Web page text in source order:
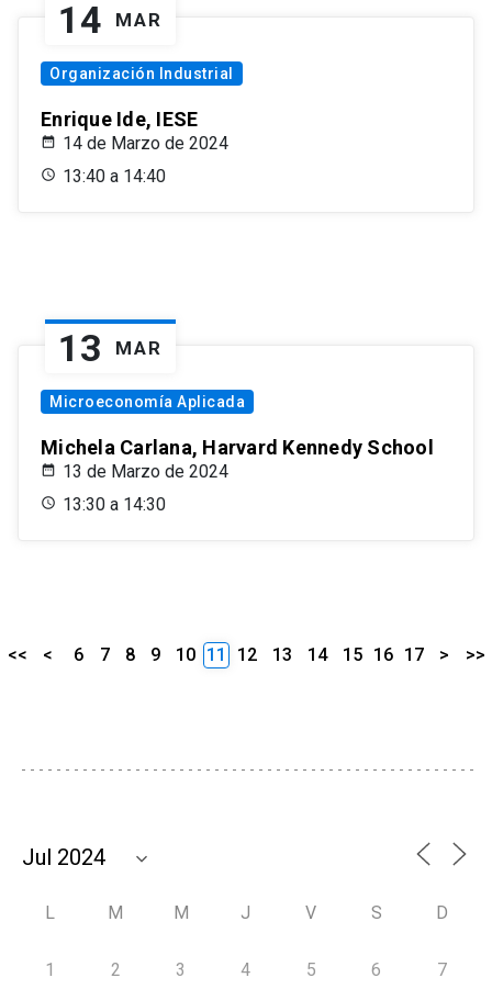
14 MAR
Organización Industrial
Enrique Ide, IESE
14 de Marzo de 2024
13:40 a 14:40
13 MAR
Microeconomía Aplicada
Michela Carlana, Harvard Kennedy School
13 de Marzo de 2024
13:30 a 14:30
<< < 6 7 8 9 10 11 12 13 14 15 16 17 > >>
L M M J V S D
1 2 3 4 5 6 7